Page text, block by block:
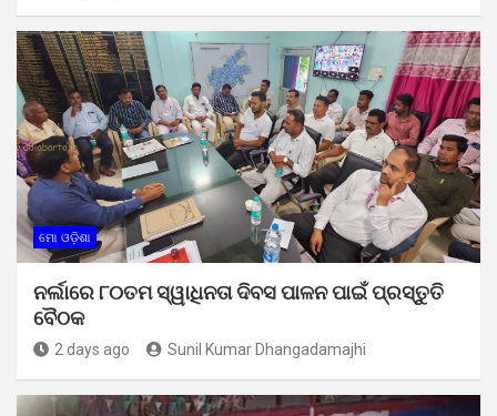
ମୋ ଓଡ଼ିଶା
ନର୍ଲାରେ ୮୦ତମ ସ୍ୱାଧିନତା ଦିବସ ପାଳନ ପାଇଁ ପ୍ରସ୍ତୁତି
ବୈଠକ
2 days ago Sunil Kumar Dhangadamajhi